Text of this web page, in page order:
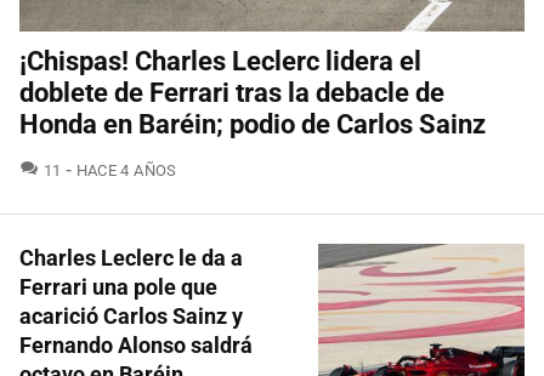
¡Chispas! Charles Leclerc lidera el
doblete de Ferrari tras la debacle de
Honda en Baréin; podio de Carlos Sainz
11 COMENTARIOS
HACE 4 AÑOS
Charles Leclerc le da a
Ferrari una pole que
acarició Carlos Sainz y
Fernando Alonso saldrá